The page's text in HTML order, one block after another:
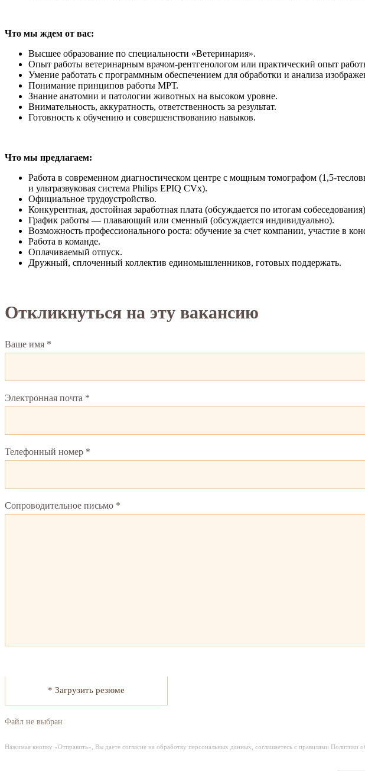
Что мы ждем от вас:
Высшее образование по специальности «Ветеринария».
Опыт работы ветеринарным врачом-рентгенологом или практический опыт
Умение работать с программным обеспечением для обработки и анализа
Понимание принципов работы МРТ.
Знание анатомии и патологии животных на высоком уровне.
Внимательность, аккуратность, ответственность за результат.
Готовность к обучению и совершенствованию навыков.
Что мы предлагаем:
Работа в современном диагностическом центре с мощным томографом (1,5-
и ультразвуковая система Philips EPIQ СVx).
Официальное трудоустройство.
Конкурентная, достойная заработная плата (обсуждается по итогам
График работы — плавающий или сменный (обсуждается индивидуально).
Возможность профессионального роста: обучение за счет компании, участие в
Работа в команде.
Оплачиваемый отпуск.
Дружный, сплоченный коллектив единомышленников, готовых поддержать.
Откликнуться на эту вакансию
Ваше имя *
Электронная почта *
Телефонный номер *
Сопроводительное письмо *
* Загрузить резюме
Файл не выбран
Нажимая кнопку «Отправить», Вы даете согласие на обработку персональных данных, соглашаетесь с правилами Политики